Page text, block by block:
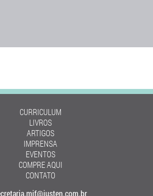
CURRICULUM
LIVROS
ARTIGOS
IMPRENSA
EVENTOS
COMPRE AQUI
CONTATO